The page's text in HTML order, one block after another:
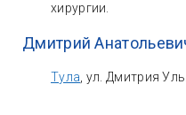
хирургии.
Дмитрий
Тула , ул. Дмитрия